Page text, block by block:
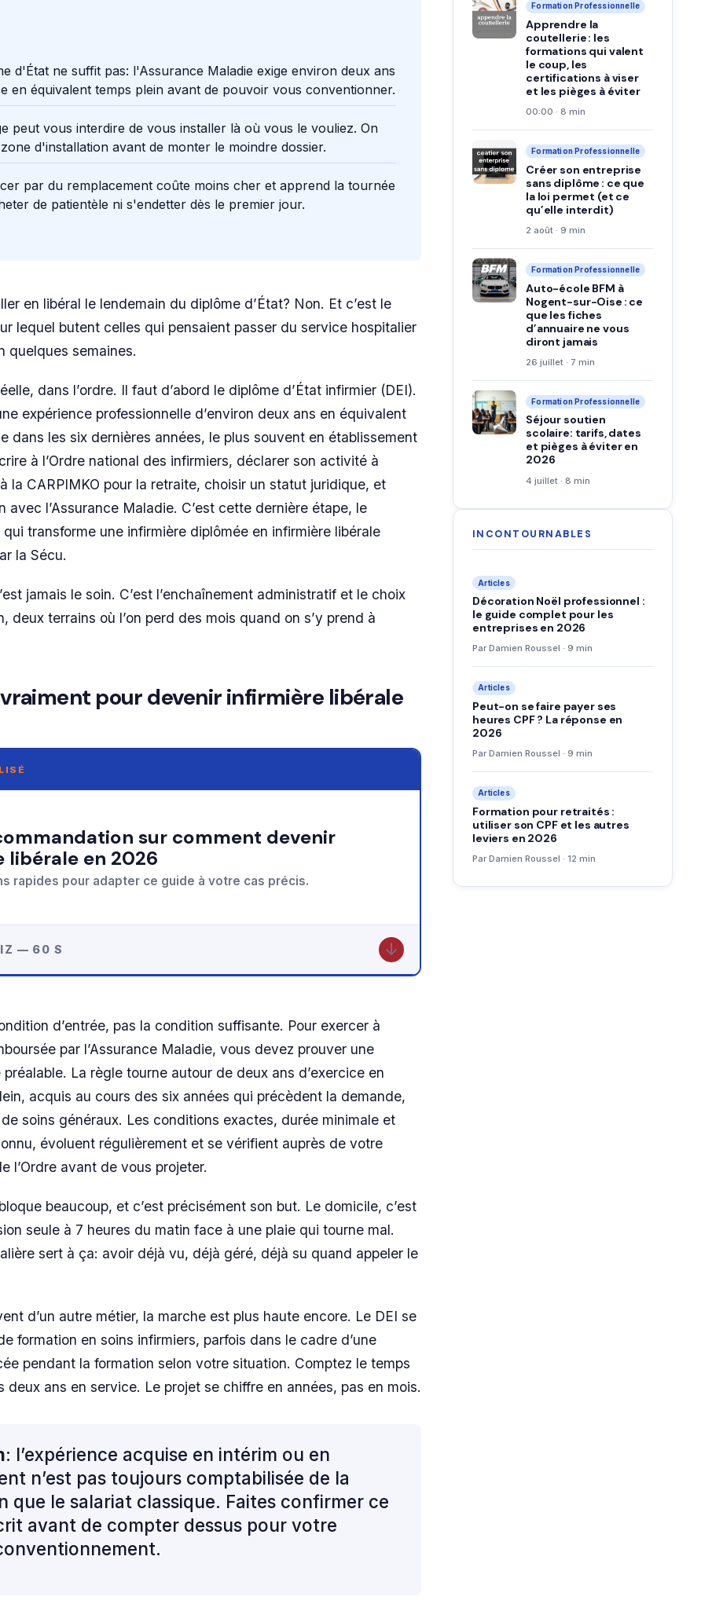
d'État ne suffit pas: l'Assurance Maladie exige environ deux ans
en équivalent temps plein avant de pouvoir vous conventionner.
peut vous interdire de vous installer là où vous le vouliez. On
d'installation avant de monter le moindre dossier.
par du remplacement coûte moins cher et apprend la tournée
de patientèle ni s'endetter dès le premier jour.
en libéral le lendemain du diplôme d’État? Non. Et c’est le
lequel butent celles qui pensaient passer du service hospitalier
quelques semaines.
dans l’ordre. Il faut d’abord le diplôme d’État infirmier (DEI).
expérience professionnelle d’environ deux ans en équivalent
dans les six dernières années, le plus souvent en établissement
à l’Ordre national des infirmiers, déclarer son activité à
à la CARPIMKO pour la retraite, choisir un statut juridique, et
avec l’Assurance Maladie. C’est cette dernière étape, le
transforme une infirmière diplômée en infirmière libérale
la Sécu.
jamais le soin. C’est l’enchaînement administratif et le choix
deux terrains où l’on perd des mois quand on s’y prend à
vraiment pour devenir infirmière libérale
libérale en 2026
rapides pour adapter ce guide à votre cas précis.
— 60 S ↓
d’entrée, pas la condition suffisante. Pour exercer à
par l’Assurance Maladie, vous devez prouver une
La règle tourne autour de deux ans d’exercice en
acquis au cours des six années qui précèdent la demande,
soins généraux. Les conditions exactes, durée minimale et
évoluent régulièrement et se vérifient auprès de votre
l’Ordre avant de vous projeter.
beaucoup, et c’est précisément son but. Le domicile, c’est
seule à 7 heures du matin face à une plaie qui tourne mal.
sert à ça: avoir déjà vu, déjà géré, déjà su quand appeler le
d’un autre métier, la marche est plus haute encore. Le DEI se
formation en soins infirmiers, parfois dans le cadre d’une
pendant la formation selon votre situation. Comptez le temps
deux ans en service. Le projet se chiffre en années, pas en mois.
: l’expérience acquise en intérim ou en
n’est pas toujours comptabilisée de la
que le salariat classique. Faites confirmer ce
avant de compter dessus pour votre
Formation Professionnelle
Apprendre la
coutellerie : les
formations qui valent
le coup, les
certifications à viser
et les pièges à éviter
00:00 · 8 min
Formation Professionnelle
Créer son entreprise
sans diplôme : ce que
la loi permet (et ce
qu’elle interdit)
2 août · 9 min
Formation Professionnelle
Auto-école BFM à
Nogent-sur-Oise : ce
que les fiches
d’annuaire ne vous
diront jamais
26 juillet · 7 min
Formation Professionnelle
Séjour soutien
scolaire: tarifs, dates
et pièges à éviter en
2026
4 juillet · 8 min
INCONTOURNABLES
Articles
Décoration Noël professionnel :
le guide complet pour les
entreprises en 2026
Par Damien Roussel · 9 min
Articles
Peut-on se faire payer ses
heures CPF ? La réponse en
2026
Par Damien Roussel · 9 min
Articles
Formation pour retraités :
utiliser son CPF et les autres
leviers en 2026
Par Damien Roussel · 12 min